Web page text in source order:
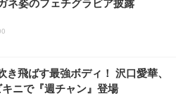
き飛ばす最強ボディ！ 沢口愛華、
ニで『週チャン』登場